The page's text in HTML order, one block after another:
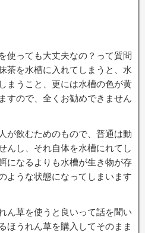
使っても大丈夫なの？って質問
茶を水槽に入れてしまうと、水
まうこと、更には水槽の色が黄
すので、全くお勧めできません
が飲むためのもので、普通は動
んし、それ自体を水槽にれてし
になるよりも水槽が生き物が存
ような状態になってしまいます
ん草を使うと良いって話を聞い
ほうれん草を購入してそのまま